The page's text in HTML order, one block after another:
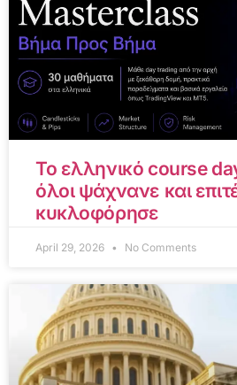
Το ελληνικό course
όλοι ψάχνανε και
κυκλοφόρησε
April 29, 2026 No Comments